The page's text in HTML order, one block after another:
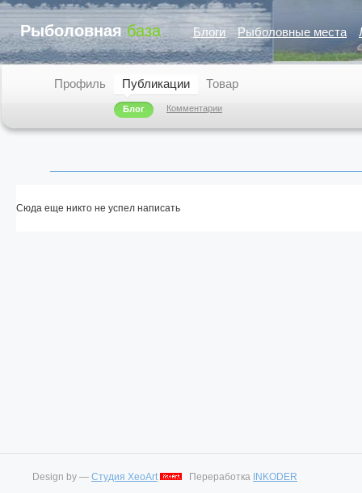
Рыболовная база Блоги Рыболовные места
Профиль Публикации
Блог Комментарии
Товар
Сюда еще никто не успел написать
Design by — Студия XeoArt Переработка INKODER